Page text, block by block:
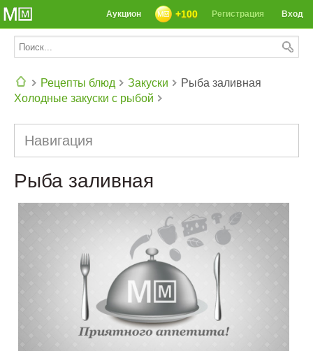
Вход
Регистрация
+100
Аукцион
Рецепты блюд
Закуски
Холодные закуски с рыбой
Рыба заливная
Навигация
Рыба заливная